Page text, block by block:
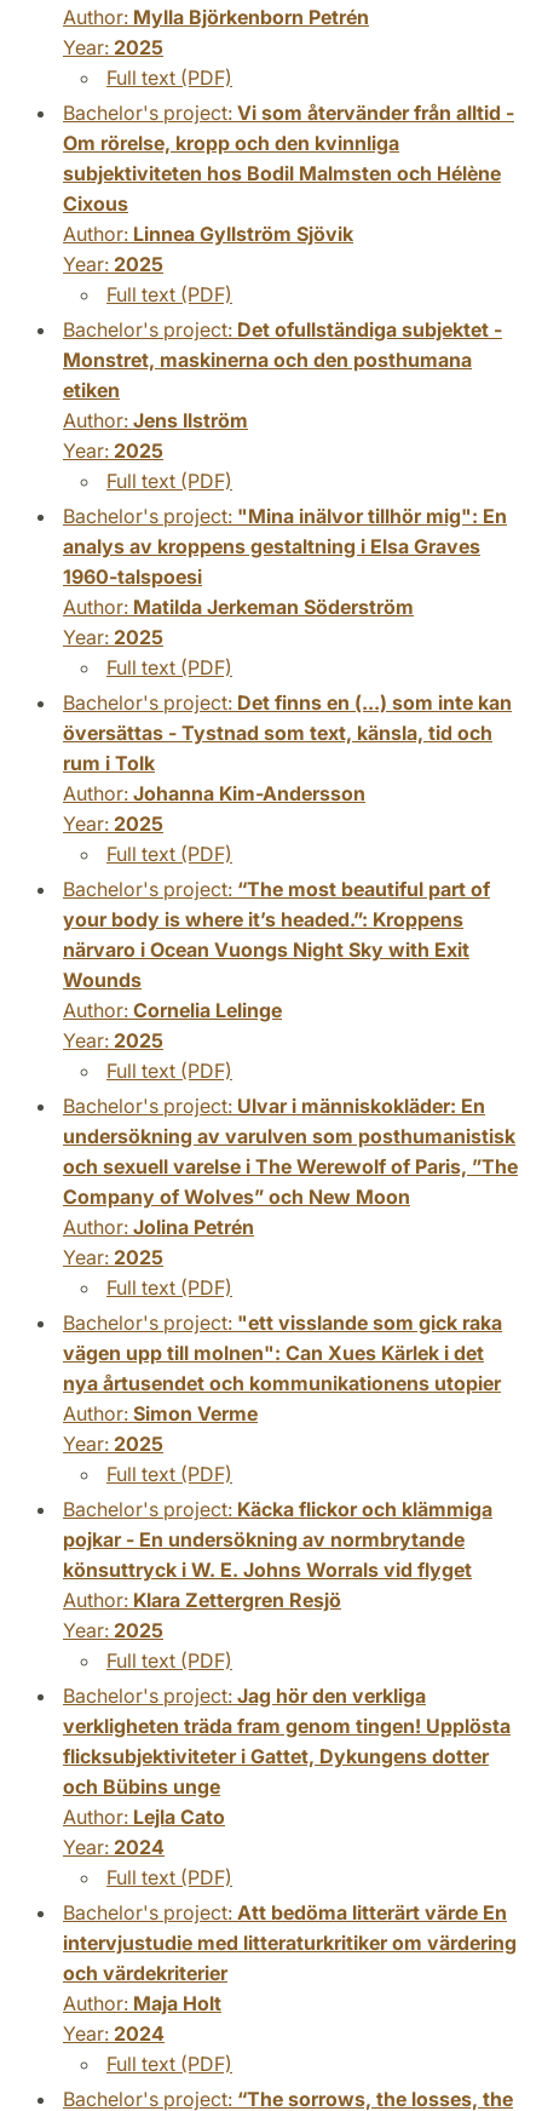
Author: Mylla Björkenborn Petrén
Year: 2025
Full text (PDF)
Bachelor's project: Vi som återvänder från alltid -
Om rörelse, kropp och den kvinnliga
subjektiviteten hos Bodil Malmsten och Hélène
Cixous
Author: Linnea Gyllström Sjövik
Year: 2025
Full text (PDF)
Bachelor's project: Det ofullständiga subjektet -
Monstret, maskinerna och den posthumana
etiken
Author: Jens Ilström
Year: 2025
Full text (PDF)
Bachelor's project: "Mina inälvor tillhör mig": En
analys av kroppens gestaltning i Elsa Graves
1960-talspoesi
Author: Matilda Jerkeman Söderström
Year: 2025
Full text (PDF)
Bachelor's project: Det finns en (...) som inte kan
översättas - Tystnad som text, känsla, tid och
rum i Tolk
Author: Johanna Kim-Andersson
Year: 2025
Full text (PDF)
Bachelor's project: “The most beautiful part of
your body is where it’s headed.”: Kroppens
närvaro i Ocean Vuongs Night Sky with Exit
Wounds
Author: Cornelia Lelinge
Year: 2025
Full text (PDF)
Bachelor's project: Ulvar i människokläder: En
undersökning av varulven som posthumanistisk
och sexuell varelse i The Werewolf of Paris, ”The
Company of Wolves” och New Moon
Author: Jolina Petrén
Year: 2025
Full text (PDF)
Bachelor's project: "ett visslande som gick raka
vägen upp till molnen": Can Xues Kärlek i det
nya årtusendet och kommunikationens utopier
Author: Simon Verme
Year: 2025
Full text (PDF)
Bachelor's project: Käcka flickor och klämmiga
pojkar - En undersökning av normbrytande
könsuttryck i W. E. Johns Worrals vid flyget
Author: Klara Zettergren Resjö
Year: 2025
Full text (PDF)
Bachelor's project: Jag hör den verkliga
verkligheten träda fram genom tingen! Upplösta
flicksubjektiviteter i Gattet, Dykungens dotter
och Bübins unge
Author: Lejla Cato
Year: 2024
Full text (PDF)
Bachelor's project: Att bedöma litterärt värde En
intervjustudie med litteraturkritiker om värdering
och värdekriterier
Author: Maja Holt
Year: 2024
Full text (PDF)
Bachelor's project: “The sorrows, the losses, the